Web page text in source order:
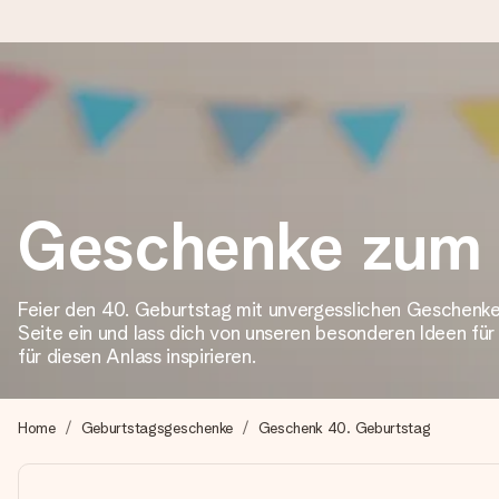
Heute bestellt, in 1 Werktag verschickt
Wir bereiten dein Geschenk sorgfältig vor und schicken es
4,8 (basierend auf +15.000 Bewertungen)
Unsere Geschenke begeistern. Kunden bewerten uns mit
Erstelle etwas Einzigartiges in wenigen Schritten – mit
Geschenke
Feier den 40. Geburtstag mit unvergesslichen
Seite ein und lass dich von unseren besonderen Ideen
für diesen Anlass inspirieren.
Home Geburtstagsgeschenke Geschenk 40. Geburtstag